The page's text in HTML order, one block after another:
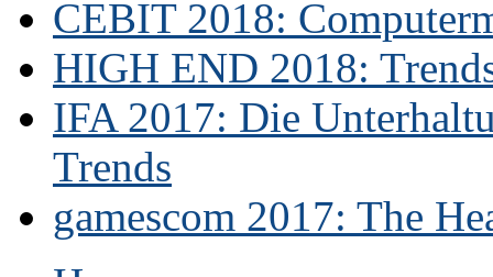
CEBIT 2018:
HIGH END 2018:
IFA 2017: Die
Trends
gamescom 2017: The